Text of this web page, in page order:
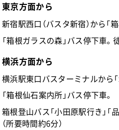
東京方面から
新宿駅西口（バスタ新宿）から「
「箱根ガラスの森」バス停下車。
横浜方面から
横浜駅東口バスターミナルから
「箱根仙石案内所」バス停下車。
箱根登山バス「小田原駅行き」
（所要時間約6分）